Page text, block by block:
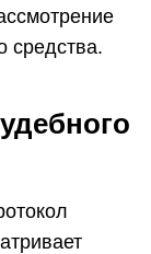
средства.